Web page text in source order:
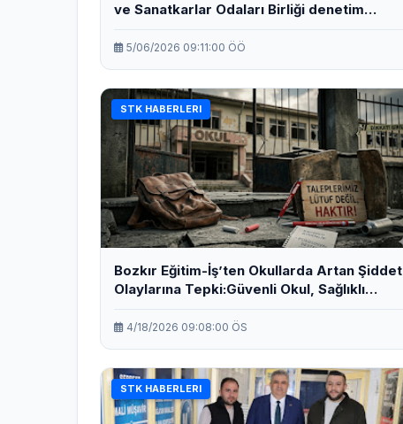
ve Sanatkarlar Odaları Birliği denetim
5/06/2026 09:11:00 ÖÖ
STK HABERLERI
Bozkır Eğitim-İş’ten Okullarda Artan Şiddet
Olaylarına Tepki:Güvenli Okul, Sağlıklı
4/18/2026 09:08:00 ÖS
STK HABERLERI